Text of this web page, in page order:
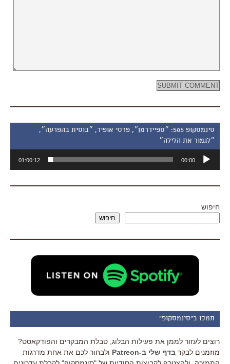
סינמסקופ 505: ״ספיידרמן״, פרסי אופיר, ״בוסית בהפרעה״,
״לגמור את הלילה״
אודיו
00:00
01:00:12
חיפוש
חיפוש
תמכו ב"סינמסקופ"
רוצים לעזור לממן את פעילות הבלוג, טבלת המבקרים והפודקאסט?
מוזמנים לבקר בדף שלי ב-Patreon
ולבחור לכם את אחת מדרגות